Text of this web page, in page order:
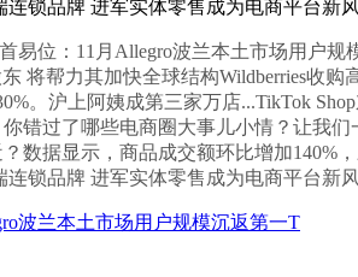
连锁品牌 进军实体零售成为电商平台新
位：11月Allegro波兰本土市场用户规
东 将帮力其加快全球结构Wildberries收
。沪上阿姨成第三家万店...TikTok
你错过了哪些电商圈大事儿小情？让我
数据显示，商品成交额环比增加140%
连锁品牌 进军实体零售成为电商平台新
波兰本土市场用户规模沉返第一T